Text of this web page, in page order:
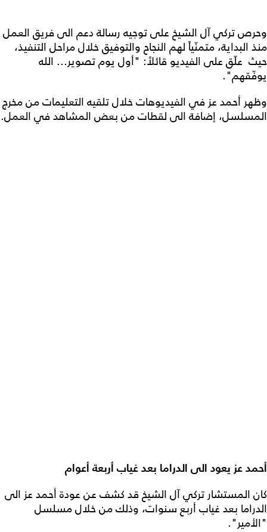
وحرص تركي آل الشيخ على توجيه رسالة دعم الى فريق العمل
منذ البداية، متمنّياً لهم النجاح والتوفيق خلال مراحل التنفيذ،
حيث علّق على الفيديو قائلاً: "أول يوم تصوير... الله
يوفّقهم".
وظهر أحمد عز في الفيديوهات خلال تلقيه التعليمات من مخرج
المسلسل، إضافة الى لقطات من بعض المشاهد في العمل.
أحمد عز يعود الى الدراما بعد غياب أربعة أعوام
كان المستشار تركي آل الشيخ قد كشف عن عودة أحمد عز الى
الدراما بعد غياب أربع سنوات، وذلك من خلال مسلسل
"الأمير".